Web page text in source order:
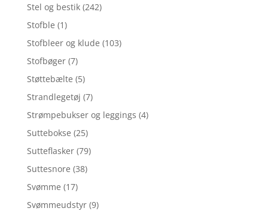
Stel og bestik (242)
Stofble (1)
Stofbleer og klude (103)
Stofbøger (7)
Støttebælte (5)
Strandlegetøj (7)
Strømpebukser og leggings (4)
Suttebokse (25)
Sutteflasker (79)
Suttesnore (38)
Svømme (17)
Svømmeudstyr (9)